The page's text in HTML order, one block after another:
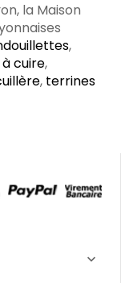
la Maison
,
cuire,
, terrines
